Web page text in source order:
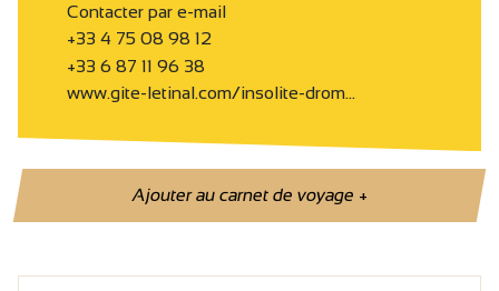
Contacter par e-mail
+33 4 75 08 98 12
+33 6 87 11 96 38
www.gite-letinal.com/insolite-drom…
Ajouter au carnet de voyage+